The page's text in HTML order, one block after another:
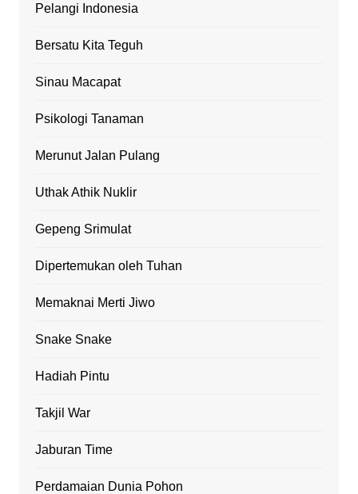
Pelangi Indonesia
Bersatu Kita Teguh
Sinau Macapat
Psikologi Tanaman
Merunut Jalan Pulang
Uthak Athik Nuklir
Gepeng Srimulat
Dipertemukan oleh Tuhan
Memaknai Merti Jiwo
Snake Snake
Hadiah Pintu
Takjil War
Jaburan Time
Perdamaian Dunia Pohon